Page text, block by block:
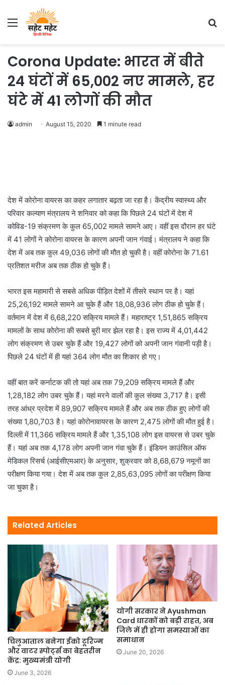
Menu
Corona Update: भारत में बीते
24 घंटों में 65,002 नए मामले, हर
घंटे में 41 लोगों की मौत
admin August 15, 2020 1 minute read
देश में कोरोना वायरस का कहर लगातार बढ़ता जा रहा है। केंद्रीय स्वास्थ्य और
परिवार कल्याण मंत्रालय ने शनिवार को कहा कि पिछले 24 घंटों में देश में
कोविड-19 संक्रमण के कुल 65,002 मामले सामने आए। वहीं इस दौरान हर घंटे
में 41 लोगों ने कोरोना वायरस के कारण अपनी जान गंवाई। मंत्रालय ने कहा कि
देश में अब तक कुल 49,036 लोगों की मौत हो चुकी है। वहीं कोरोना के 71.61
प्रतिशत मरीज अब तक ठीक हो चुके हैं।
भारत इस महामारी से सबसे अधिक पीड़ित देशों में तीसरे स्थान पर है। यहां
25,26,192 मामले सामने आ चुके हैं और 18,08,936 लोग ठीक हो चुके हैं।
वर्तमान में देश में 6,68,220 सक्रिय मामले हैं। महाराष्ट्र 1,51,865 सक्रिय
मामलों के साथ कोरोना की सबसे बुरी मार झेल रहा है। इस राज्य में 4,01,442
लोग संक्रमण से उबर चुके हैं और 19,427 लोगों को अपनी जान गंवानी पड़ी है।
पिछले 24 घंटों में ही यहां 364 लोग मौत का शिकार हो गए।
वहीं बात करें कर्नाटक की तो यहां अब तक 79,209 सक्रिय मामले हैं और
1,28,182 लोग उबर चुके हैं। यहां मरने वालों की कुल संख्या 3,717 है। इसी
तरह आंध्र प्रदेश में 89,907 सक्रिय मामले हैं और अब तक ठीक हुए लोगों की
संख्या 1,80,703 है। यहां कोरोनावायरस के कारण 2,475 लोगों की मौत हुई है।
दिल्ली में 11,366 सक्रिय मामले हैं और 1,35,108 लोग इस वायरस से उबर चुके
हैं। यहां अब तक 4,178 लोग अपनी जान गंवा चुके हैं। इंडियन काउंसिल ऑफ
मेडिकल रिसर्च (आईसीएमआर) के अनुसार, शुक्रवार को 8,68,679 नमूनों का
परीक्षण किया गया। देश में अब तक कुल 2,85,63,095 लोगों का परीक्षण किया
जा चुका है।
Related Articles
चिलुआताल बनेगा ईको टूरिज्म
और वाटर स्पोर्ट्स का बेहतरीन
केंद्र: मुख्यमंत्री योगी
June 3, 2026
योगी सरकार ने Ayushman
Card धारकों को बड़ी राहत, अब
जिले में ही होगा समस्याओं का
समाधान
June 20, 2026